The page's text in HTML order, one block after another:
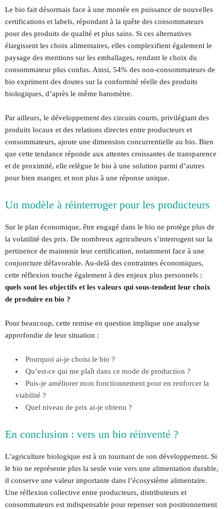
Le bio fait désormais face à une montée en puissance de nouvelles
certifications et labels, répondant à la quête des consommateurs
pour des produits de qualité et plus sains. Si ces alternatives
élargissent les choix alimentaires, elles complexifient également le
paysage des mentions sur les emballages, rendant le choix du
consommateur plus confus. Ainsi, 54% des non-consommateurs de
bio expriment des doutes sur la conformité réelle des produits
biologiques, d’après le même baromètre.
Par ailleurs, le développement des circuits courts, privilégiant des
produits locaux et des relations directes entre producteurs et
consommateurs, ajoute une dimension concurrentielle au bio. Bien
que cette tendance réponde aux attentes croissantes de transparence
et de proximité, elle relègue le bio à une solution parmi d’autres
pour bien manger, et non plus à une réponse unique.
Un modèle à réinterroger pour les producteurs
Sur le plan économique, être engagé dans le bio ne protège plus de
la volatilité des prix. De nombreux agriculteurs s’interrogent sur la
pertinence de maintenir leur certification, notamment face à une
conjoncture défavorable. Au-delà des contraintes économiques,
cette réflexion touche également à des enjeux plus personnels :
quels sont les objectifs et les valeurs qui sous-tendent leur choix
de produire en bio ?
Pour beaucoup, cette remise en question implique une analyse
approfondie de leur situation :
Pourquoi ai-je choisi le bio ?
Qu’est-ce qui me plaît dans ce mode de production ?
Puis-je améliorer mon fonctionnement pour en renforcer la
viabilité ?
Quel niveau de prix ai-je obtenu ?
En conclusion : vers un bio réinventé ?
L’agriculture biologique est à un tournant de son développement. Si
le bio ne représente plus la seule voie vers une alimentation durable,
il conserve une valeur importante dans l’écosystème alimentaire.
Une réflexion collective entre producteurs, distributeurs et
consommateurs est indispensable pour repenser son positionnement